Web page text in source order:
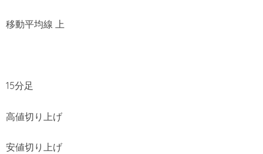
移動平均線 上
15分足
高値切り上げ
安値切り上げ